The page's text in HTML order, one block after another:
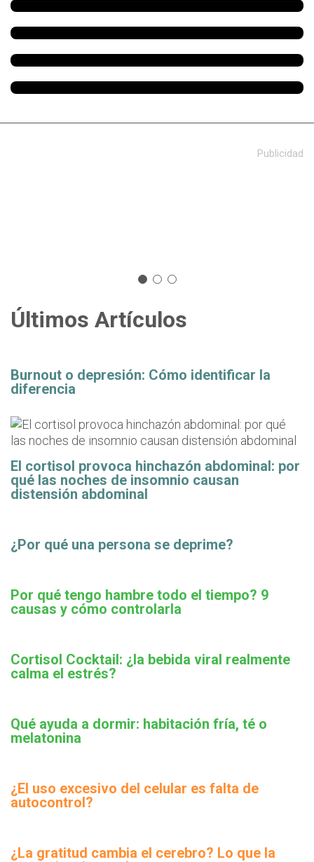
Publicidad
Últimos Artículos
Burnout o depresión: Cómo identificar la
diferencia
El cortisol provoca hinchazón abdominal: por
qué las noches de insomnio causan
distensión abdominal
¿Por qué una persona se deprime?
Por qué tengo hambre todo el tiempo? 9
causas y cómo controlarla
Cortisol Cocktail: ¿la bebida viral realmente
calma el estrés?
Qué ayuda a dormir: habitación fría, té o
melatonina
¿El uso excesivo del celular es falta de
autocontrol?
¿La gratitud cambia el cerebro? Lo que la